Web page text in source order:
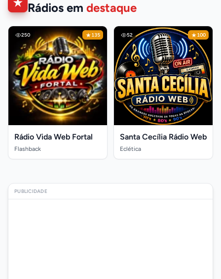
Rádios em destaque
250 135
Rádio Vida Web Fortal
Flashback
52 100
Santa Cecília Rádio Web
Eclética
PUBLICIDADE